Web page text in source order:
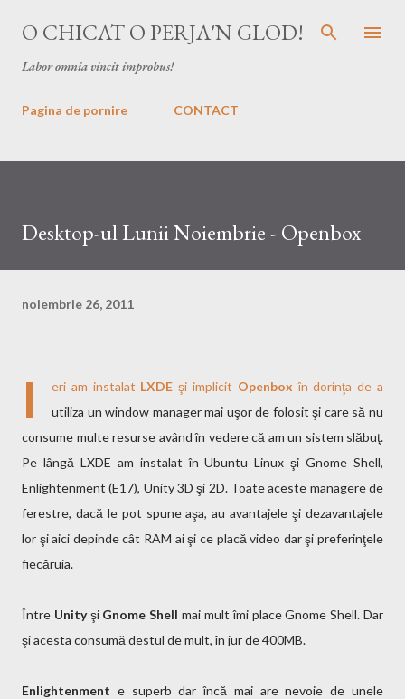
Treceți la conținutul principal
O CHICAT O PERJA'N GLOD!
Labor omnia vincit improbus!
Pagina de pornire CONTACT
Desktop-ul Lunii Noiembrie - Openbox
noiembrie 26, 2011
I eri am instalat LXDE şi implicit Openbox în dorinţa de a
utiliza un window manager mai uşor de folosit şi care să nu
consume multe resurse având în vedere că am un sistem slăbuţ.
Pe lângă LXDE am instalat în Ubuntu Linux şi Gnome Shell,
Enlightenment (E17), Unity 3D şi 2D. Toate aceste managere de
ferestre, dacă le pot spune aşa, au avantajele şi dezavantajele
lor şi aici depinde cât RAM ai şi ce placă video dar şi preferinţele
fiecăruia.
Între Unityşi Gnome Shell mai mult îmi place Gnome Shell. Dar
şi acesta consumă destul de mult, în jur de 400MB.
Enlightenment e superb dar încă mai are nevoie de unele